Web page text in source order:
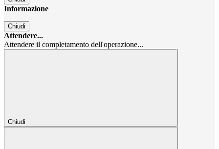
Informazione
Chiudi
Attendere...
Attendere il completamento dell'operazione...
Chiudi